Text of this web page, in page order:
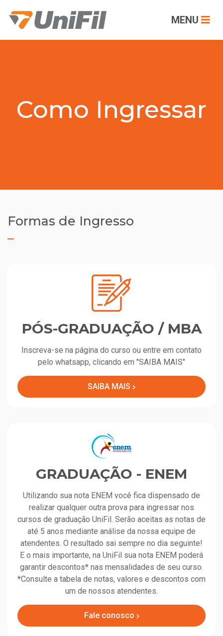
MENU
Como Ingressar
Formas de Ingresso
PÓS-GRADUAÇÃO / MBA
Inscreva-se na página do curso ou entre em contato
pelo whatsapp, clicando em "SAIBA MAIS"
SAIBA MAIS
GRADUAÇÃO - ENEM
Utilizando sua nota ENEM você fica dispensado de
realizar qualquer outra prova para ingressar nos
cursos de graduação UniFil. Serão aceitas as notas de
até 5 anos mediante análise da nossa equipe de
atendentes. O resultado sai sempre no dia seguinte!
E o mais importante, na UniFil sua nota ENEM poderá
garantir descontos* nas mensalidades de seu curso.
*Consulte a tabela de notas, valores e descontos com
um de nossos atendentes.
Fale conosco